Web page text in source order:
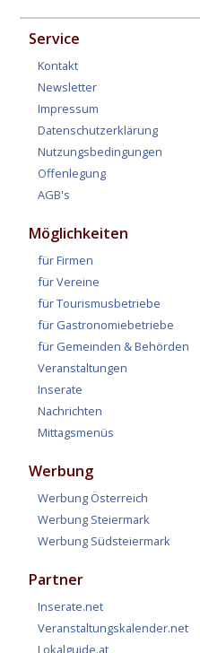
Service
Kontakt
Newsletter
Impressum
Datenschutzerklärung
Nutzungsbedingungen
Offenlegung
AGB's
Möglichkeiten
für Firmen
für Vereine
für Tourismusbetriebe
für Gastronomiebetriebe
für Gemeinden & Behörden
Veranstaltungen
Inserate
Nachrichten
Mittagsmenüs
Werbung
Werbung Österreich
Werbung Steiermark
Werbung Südsteiermark
Partner
Inserate.net
Veranstaltungskalender.net
Lokalguide.at